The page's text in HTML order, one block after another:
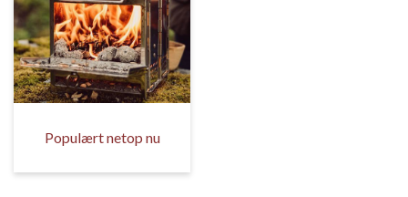
Populært netop nu